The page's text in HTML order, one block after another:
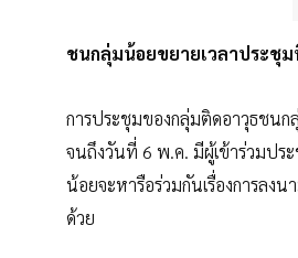
ชนกลุ่มน้อยขยายเวลาประชุม
การประชุมของกลุ่มติดอาวุธชน
จนถึงวันที่ 6 พ.ค. มีผู้เข้าร่วมปร
น้อยจะหารือร่วมกันเรื่องการล
ด้วย